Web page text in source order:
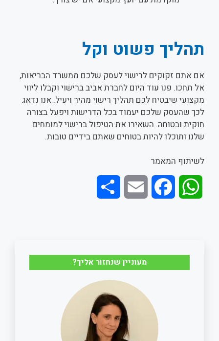
תהליך פשוט וקל
אם אתם זקוקים לרישוי לעסק שלכם ממשרד הבריאות,
אל תחכו. פנו עוד היום לחברת אביב ברישוי וקבלו ליווי
מקצועי שיבטיח לכם תהליך רישוי מהיר ויעיל. אנו נדאג
לכך שהעסק שלכם יעמוד בכל הדרישות ויפעל בצורה
חוקית ובטוחה. השאירו את הטיפול ברישוי למומחים
שלנו ותוכלו להיות בטוחים שאתם בידיים טובות.
לשיתוף המאמר
t
e
o
i
l
r
e
מעוניין שנחזור אליך?